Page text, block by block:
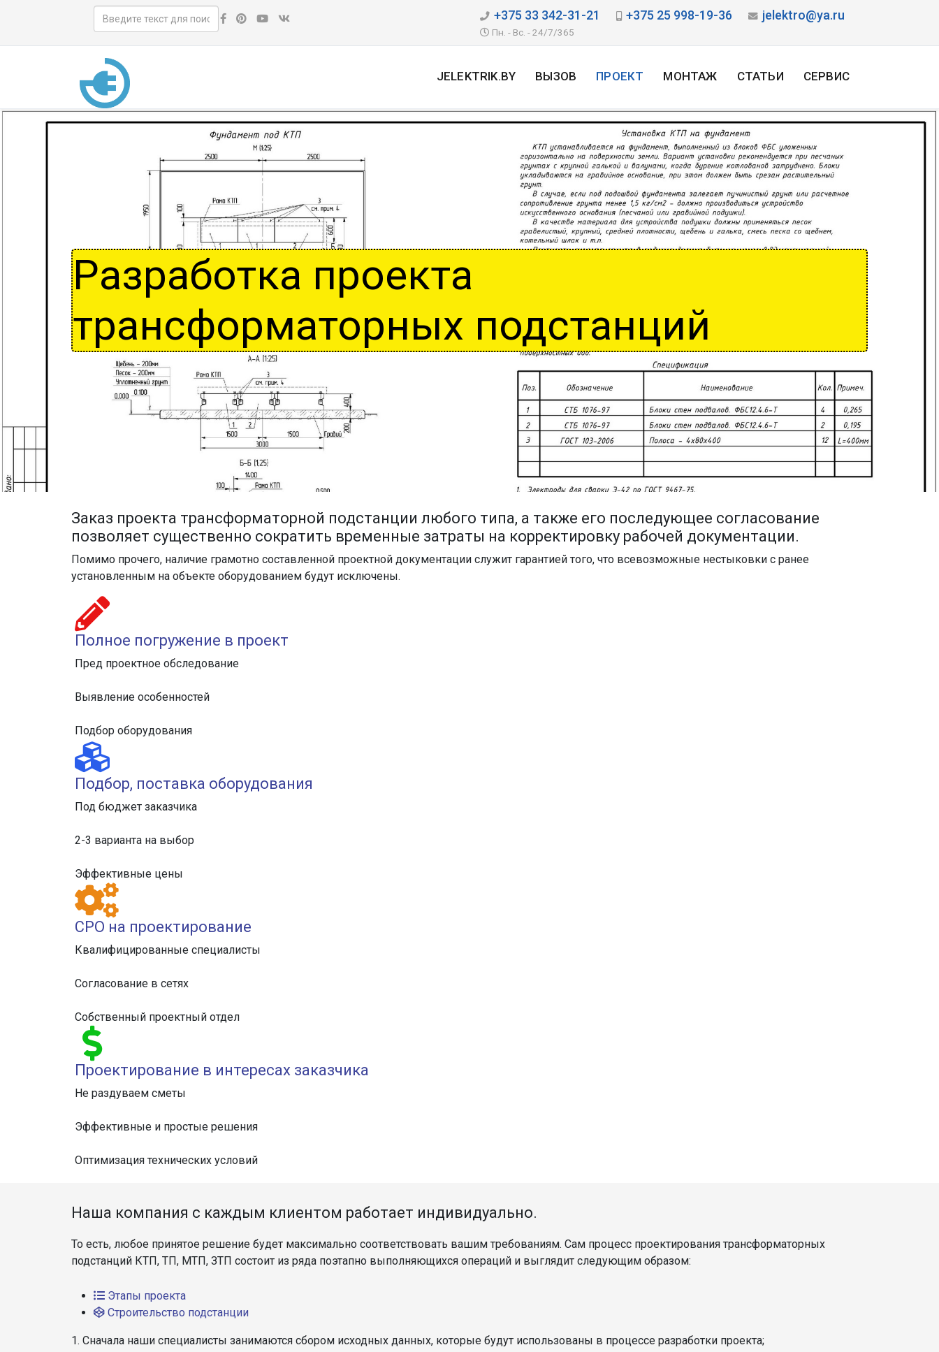
+375 33 342-31-21 +375 25 998-19-36 jelektro@ya.ru
Пн. - Вс. - 24/7/365
JELEKTRIK.BY ВЫЗОВ ПРОЕКТ МОНТАЖ СТАТЬИ СЕРВИС
Разработка проекта
трансформаторных подстанций
Заказ проекта трансформаторной подстанции любого типа, а также его последующее согласование
позволяет существенно сократить временные затраты на корректировку рабочей документации.
Помимо прочего, наличие грамотно составленной проектной документации служит гарантией того, что всевозможные нестыковки с ранее
установленным на объекте оборудованием будут исключены.
Полное погружение в проект
Пред проектное обследование
Выявление особенностей
Подбор оборудования
Подбор, поставка оборудования
Под бюджет заказчика
2-3 варианта на выбор
Эффективные цены
СРО на проектирование
Квалифицированные специалисты
Согласование в сетях
Собственный проектный отдел
Проектирование в интересах заказчика
Не раздуваем сметы
Эффективные и простые решения
Оптимизация технических условий
Наша компания с каждым клиентом работает индивидуально.
То есть, любое принятое решение будет максимально соответствовать вашим требованиям. Сам процесс проектирования трансформаторных
подстанций КТП, ТП, МТП, ЗТП состоит из ряда поэтапно выполняющихся операций и выглядит следующим образом:
Этапы проекта
Строительство подстанции
1. Сначала наши специалисты занимаются сбором исходных данных, которые будут использованы в процессе разработки проекта;